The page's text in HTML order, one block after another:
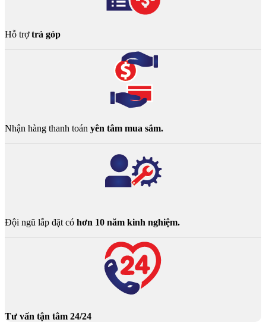
Hỗ trợtrả góp
Nhận hàng thanh toán yên tâm mua sắm.
Đội ngũ lắp đặt có hơn 10 năm kinh nghiệm.
Tư vấn tận tâm 24/24